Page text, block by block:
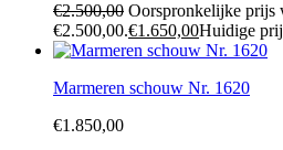
€2.500,00 Oorspronkelijke prijs
€2.500,00.€1.650,00Huidige
Marmeren schouw Nr. 1620
€1.850,00